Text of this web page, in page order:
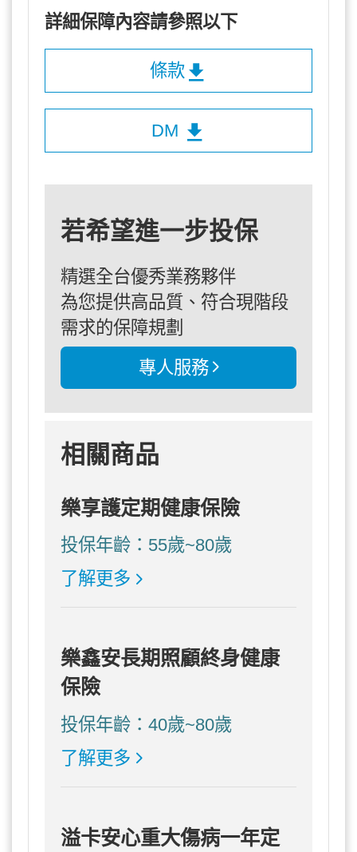
詳細保障內容請參照以下
條款
DM
若希望進一步投保
精選全台優秀業務夥伴
為您提供高品質、符合現階段
需求的保障規劃
專人服務
相關商品
樂享護定期健康保險
投保年齡：55歲~80歲
了解更多
樂鑫安長期照顧終身健康
保險
投保年齡：40歲~80歲
了解更多
溢卡安心重大傷病一年定